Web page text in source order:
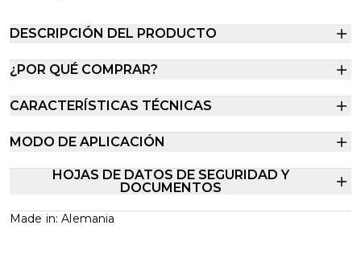
DESCRIPCIÓN DEL PRODUCTO
¿POR QUÉ COMPRAR?
CARACTERÍSTICAS TÉCNICAS
MODO DE APLICACIÓN
HOJAS DE DATOS DE SEGURIDAD Y
DOCUMENTOS
Made in: Alemania